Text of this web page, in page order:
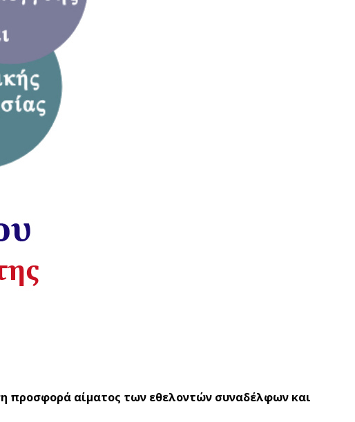
προσφορά αίματος των εθελοντών συναδέλφων και